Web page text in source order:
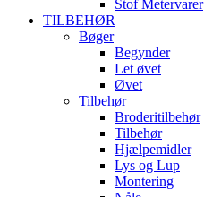
Stof Metervarer
TILBEHØR
Bøger
Begynder
Let øvet
Øvet
Tilbehør
Broderitilbehør
Tilbehør
Hjælpemidler
Lys og Lup
Montering